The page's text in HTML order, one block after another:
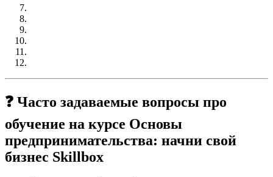
❓ Часто задаваемые вопросы про
обучение на курсе Основы
предпринимательства: начни свой
бизнес Skillbox